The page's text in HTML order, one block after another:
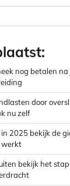
nog betalen
door
nu zelf
2025 bekijk de
werkt
bekijk het